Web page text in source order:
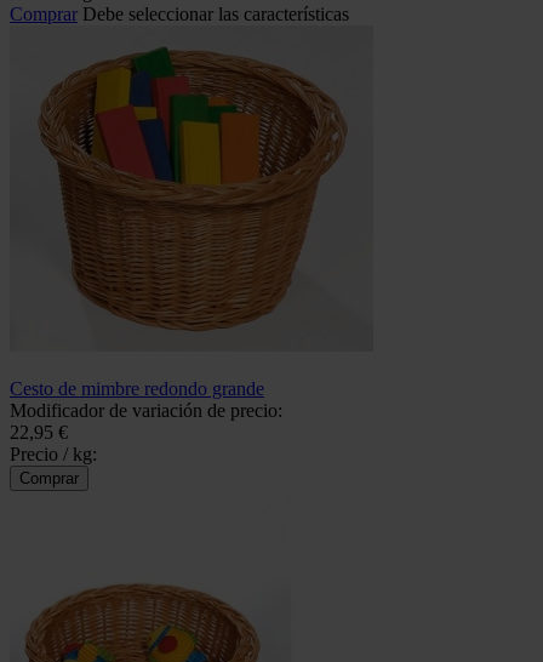
Comprar Debe seleccionar las características
Cesto de mimbre redondo grande
Modificador de variación de precio:
22,95 €
Precio / kg: